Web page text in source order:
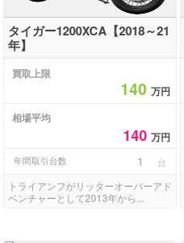
タイガー1200XCA【2018～21
年】
買取上限
140万円
相場平均
140万円
年間取引台数 1 台
トライアンフがリッターオーバーアド
ベンチャーとして2013年から...